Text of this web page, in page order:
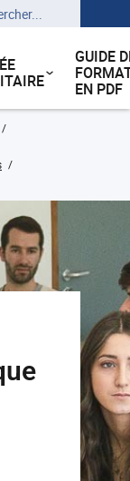
GUIDE
EN PDF